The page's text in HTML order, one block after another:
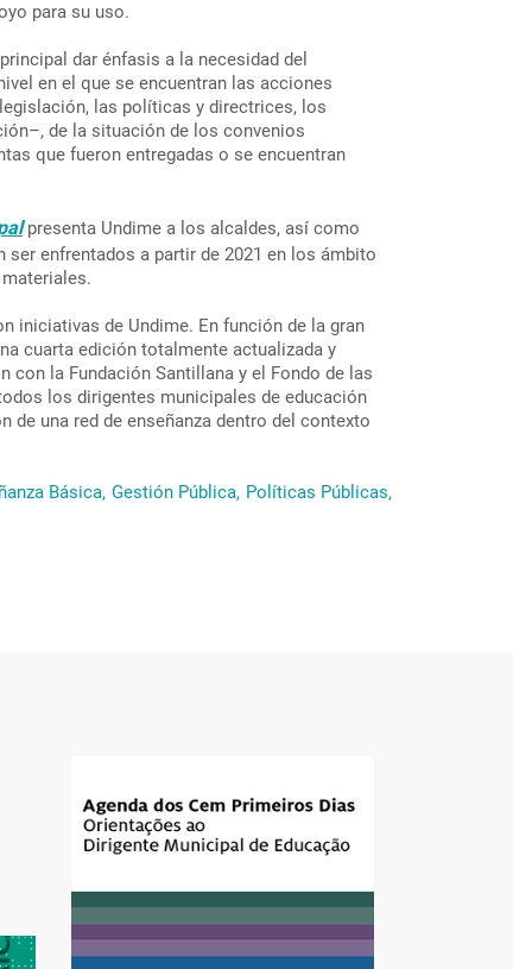
para su uso.
dar énfasis a la necesidad del
en el que se encuentran las acciones
las políticas y directrices, los
de la situación de los convenios
que fueron entregadas o se encuentran
presenta Undime a los alcaldes, así como
enfrentados a partir de 2021 en los ámbito
iniciativas de Undime. En función de la gran
cuarta edición totalmente actualizada y
con la Fundación Santillana y el Fondo de las
los dirigentes municipales de educación
una red de enseñanza dentro del contexto
Básica, Gestión Pública, Políticas Públicas,